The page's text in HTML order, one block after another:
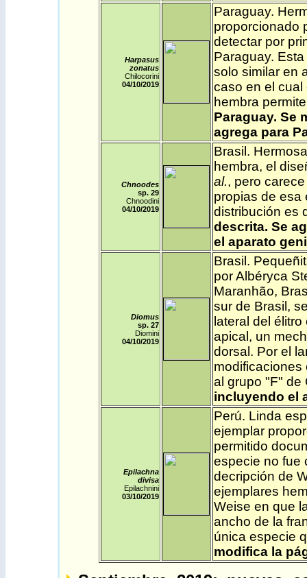
Harpasus
zonatus
Chilocorini
04/10/2019
Paraguay.
proporcionado
detectar por
Paraguay.
solo similar en
caso en el cual
hembra
Paraguay. Se
agrega para
Chnoodes
sp. 29
Chnoodini
04/10/2019
Brasil .
hembra, el
al., pero
propias de esa
distribución es
descrita. Se
el aparato
Diomus
sp. 27
Diomini
04/10/2019
Brasil .
por Albéryca
Maranhão,
sur de Brasil,
lateral del
apical, un
dorsal. Por el
modificaciones
al grupo "F" de
incluyendo el
Epilachna
divisa
Epilachnini
03/10/2019
Perú. Linda
ejemplar
permitido
especie no fue
decripción de
ejemplares
Weise en que
ancho de la
única especie
modifica la